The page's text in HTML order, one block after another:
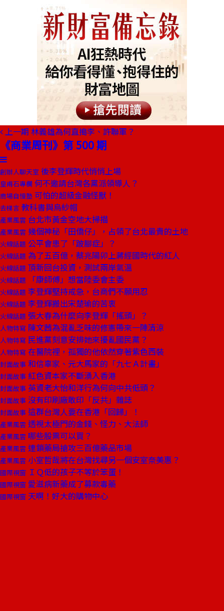
上一期 林義雄為何直搗李、許聯軍？
《商業周刊》第 500 期
創辦人聊天室 後李登輝時代悄悄上場
皇甫石專欄 何不邀請台灣各黨派領導人？
商場自慢塾 可怕的超級金融怪獸！
去梯言 教科書與烏紗帽
產業風雲 台北市黃金空地大掃描
產業風雲 幾個神秘「田僑仔」，占領了台北最貴的土地
火線話題 公平會患了「跛腳症」？
火線話題 為了五百億，蔡兆陽卯上蔣經國時代的紅人
火線話題 頂新回台投資，測試兩岸氣溫
火線話題 「康師傅」想當陸委會主委
火線話題 李登輝堅持戒急，台商們不願用忍
火線話題 李登輝搬出宋楚瑜的苦衷
火線話題 張大春為什麼向李登輝「搖頭」？
人物特寫 陳文茜為混亂乏味的修憲帶來一陣清涼
人物特寫 民進黨刻意安排她來擾亂國民黨？
人物特寫 在醫院裡，孤獨的他依然穿著紫色西裝
封面故事 和信辜家、元大馬家的「九七Ａ計畫」
封面故事 紅色資本家不斷湧入香港
封面故事 英資老大怡和洋行為何向中共低頭？
封面故事 沒有印刷廠敢印「反共」雜誌
封面故事 這群台灣人要在香港「回歸」！
產業風雲 透視太極門的金錢、怪力、大法師
產業風雲 哪些股票可以買？
產業風雲 連鎖藥局搶攻三百億藥品市場
產業風雲 小室哲哉將在台灣找尋另一個安室奈美惠？
國際視窗 ＩＱ低的孩子不等於笨蛋！
國際視窗 愛滋病新藥成了募款毒藥
國際視窗 天啊！好大的購物中心